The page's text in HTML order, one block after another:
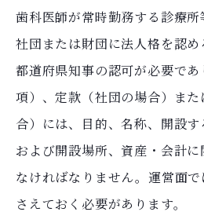
歯科医師が常時勤務する診療
社団または財団に法人格を認
都道府県知事の認可が必要で
項）、定款（社団の場合）ま
合）には、目的、名称、開設
および開設場所、資産・会計
なければなりません。運営面
さえておく必要があります。